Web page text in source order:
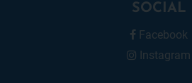
SOCIAL
Facebook
Instagram